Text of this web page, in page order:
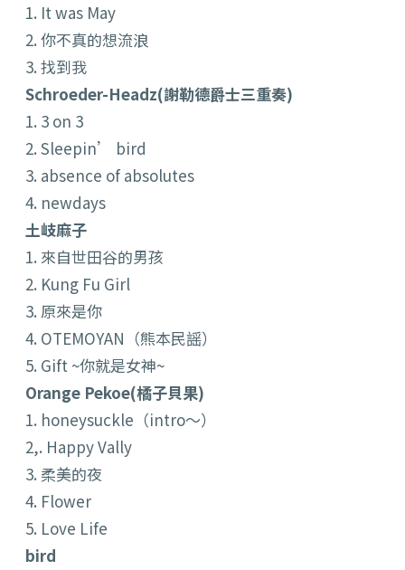
1. It was May
2. 你不真的想流浪
3. 找到我
Schroeder-Headz(謝勒德爵士三重奏)
1. 3 on 3
2. Sleepin’ bird
3. absence of absolutes
4. newdays
土岐麻子
1. 來自世田谷的男孩
2. Kung Fu Girl
3. 原來是你
4. OTEMOYAN（熊本民謡）
5. Gift ~你就是女神~
Orange Pekoe(橘子貝果)
1. honeysuckle（intro～）
2,. Happy Vally
3. 柔美的夜
4. Flower
5. Love Life
bird